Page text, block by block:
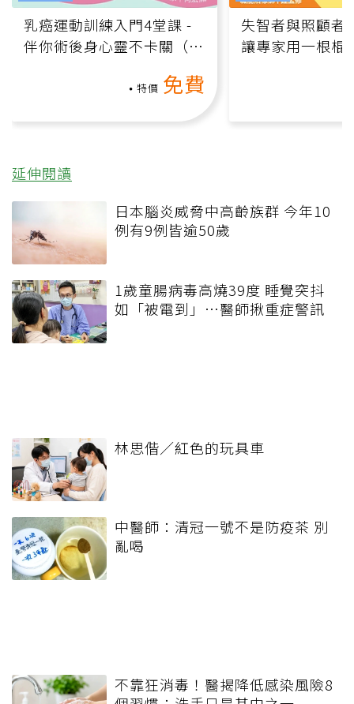
乳癌運動訓練入門4堂課 -
伴你術後身心靈不卡關（線
特價 免費
失智者與照顧者
讓專家用一根棍
延伸閱讀
日本腦炎威脅中高齡族群 今年10
例有9例皆逾50歲
1歲童腸病毒高燒39度 睡覺突抖
如「被電到」…醫師揪重症警訊
林思偕／紅色的玩具車
中醫師：清冠一號不是防疫茶 別
亂喝
不靠狂消毒！醫揭降低感染風險8